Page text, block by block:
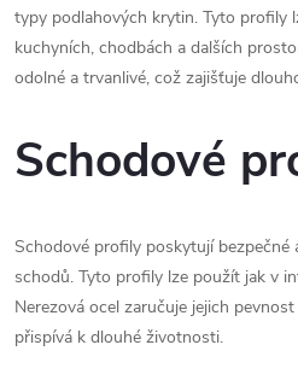
typy podlahových krytin. Tyto profily
kuchyních, chodbách a dalších
odolné a trvanlivé, což zajišťuje
Schodové
Schodové profily poskytují bezpečné
schodů. Tyto profily lze použít jak v
Nerezová ocel zaručuje jejich
přispívá k dlouhé životnosti.